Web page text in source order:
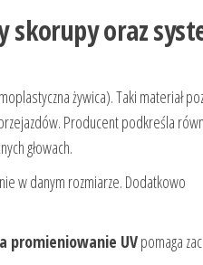
skorupy oraz
żywica). Taki materiał
Producent podkreśla
głowach.
w danym rozmiarze. Dodatkowo
promieniowanie UVpomaga